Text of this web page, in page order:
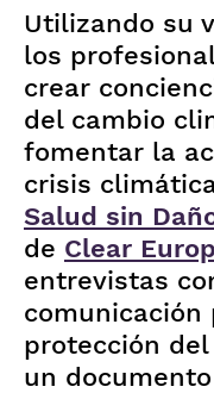
Utilizando su
los
crear
del cambio
fomentar la
crisis
Salud sin
de Clear
entrevistas
protección
un